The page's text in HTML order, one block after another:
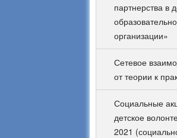
партнерства в
организации»
Сетевое
от теории к
Социальные
детское
2021